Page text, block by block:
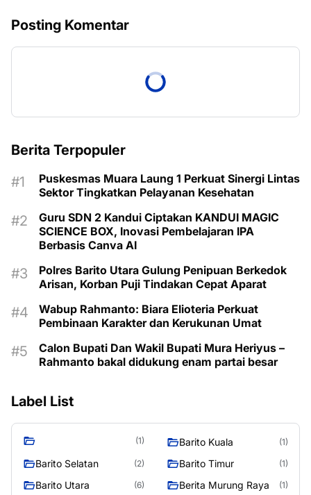
Posting Komentar
Berita Terpopuler
Puskesmas Muara Laung 1 Perkuat Sinergi Lintas
Sektor Tingkatkan Pelayanan Kesehatan
Guru SDN 2 Kandui Ciptakan KANDUI MAGIC
SCIENCE BOX, Inovasi Pembelajaran IPA
Berbasis Canva AI
Polres Barito Utara Gulung Penipuan Berkedok
Arisan, Korban Puji Tindakan Cepat Aparat
Wabup Rahmanto: Biara Elioteria Perkuat
Pembinaan Karakter dan Kerukunan Umat
Calon Bupati Dan Wakil Bupati Mura Heriyus –
Rahmanto bakal didukung enam partai besar
Label List
(1) Barito Kuala (1)
Barito Selatan (2) Barito Timur (1)
Barito Utara (6) Berita Murung Raya (1)